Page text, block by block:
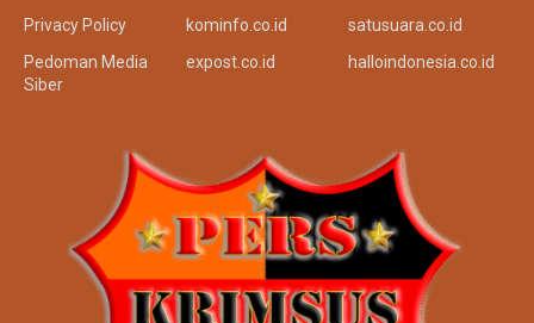
Privacy Policy
Pedoman Media
Siber
kominfo.co.id
expost.co.id
satusuara.co.id
halloindonesia.co.id